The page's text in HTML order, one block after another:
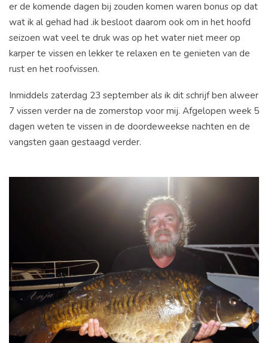
er de komende dagen bij zouden komen waren bonus op dat
wat ik al gehad had .ik besloot daarom ook om in het hoofd
seizoen wat veel te druk was op het water niet meer op
karper te vissen en lekker te relaxen en te genieten van de
rust en het roofvissen.
Inmiddels zaterdag 23 september als ik dit schrijf ben alweer
7 vissen verder na de zomerstop voor mij. Afgelopen week 5
dagen weten te vissen in de doordeweekse nachten en de
vangsten gaan gestaagd verder.